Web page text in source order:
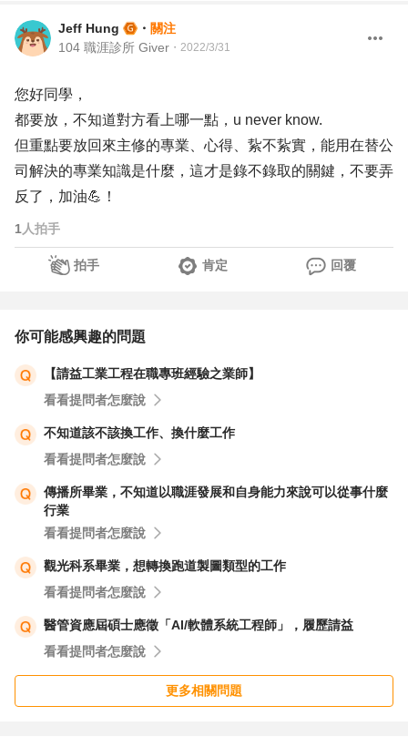
Jeff Hung ・ 關注
104 職涯診所 Giver ・ 2022/3/31
您好同學，
都要放，不知道對方看上哪一點，u never know.
但重點要放回來主修的專業、心得、紥不紥實，能用在替公
司解決的專業知識是什麼，這才是錄不錄取的關鍵，不要弄
反了，加油💪！
1 人拍手
拍手 肯定 回覆
你可能感興趣的問題
【請益工業工程在職專班經驗之業師】
看看提問者怎麼說
不知道該不該換工作、換什麼工作
看看提問者怎麼說
傳播所畢業，不知道以職涯發展和自身能力來說可以從事什麼
行業
看看提問者怎麼說
觀光科系畢業，想轉換跑道製圖類型的工作
看看提問者怎麼說
醫管資應屆碩士應徵「AI/軟體系統工程師」，履歷請益
看看提問者怎麼說
更多相關問題